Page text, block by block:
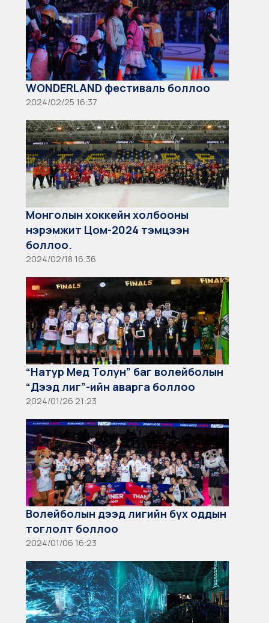
WONDERLAND фестиваль боллоо
2024/02/25 16:37
Монголын хоккейн холбооны
нэрэмжит Цом-2024 тэмцээн
боллоо.
2024/02/18 16:36
“Натур Мед Толун” баг волейболын
“Дээд лиг”-ийн аварга боллоо
2024/01/26 21:23
Волейболын дээд лигийн бүх оддын
тоглолт боллоо
2024/01/06 16:23